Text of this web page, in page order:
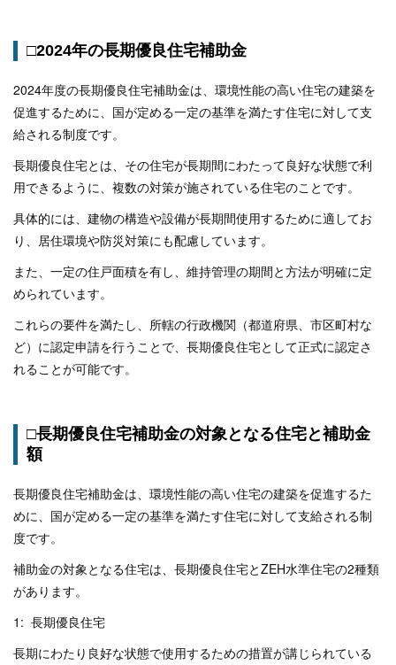
□2024年の長期優良住宅補助金
2024年度の長期優良住宅補助金は、環境性能の高い住宅の建築を
促進するために、国が定める一定の基準を満たす住宅に対して支
給される制度です。
長期優良住宅とは、その住宅が長期間にわたって良好な状態で利
用できるように、複数の対策が施されている住宅のことです。
具体的には、建物の構造や設備が長期間使用するために適してお
り、居住環境や防災対策にも配慮しています。
また、一定の住戸面積を有し、維持管理の期間と方法が明確に定
められています。
これらの要件を満たし、所轄の行政機関（都道府県、市区町村な
ど）に認定申請を行うことで、長期優良住宅として正式に認定さ
れることが可能です。
□長期優良住宅補助金の対象となる住宅と補助金
額
長期優良住宅補助金は、環境性能の高い住宅の建築を促進するた
めに、国が定める一定の基準を満たす住宅に対して支給される制
度です。
補助金の対象となる住宅は、長期優良住宅とZEH水準住宅の2種類
があります。
1: 長期優良住宅
長期にわたり良好な状態で使用するための措置が講じられている